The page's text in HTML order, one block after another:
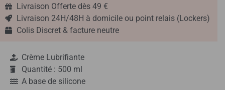
Livraison Offerte dès 49 €
Livraison 24H/48H à domicile ou point relais (Lockers)
Colis Discret & facture neutre
Crème Lubrifiante
Quantité : 500 ml
A base de silicone